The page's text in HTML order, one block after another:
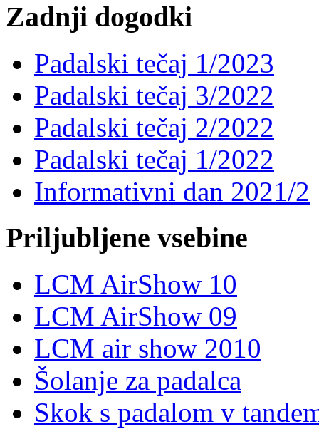
Zadnji dogodki
Padalski tečaj 1/2023
Padalski tečaj 3/2022
Padalski tečaj 2/2022
Padalski tečaj 1/2022
Informativni dan 2021/2
Priljubljene vsebine
LCM AirShow 10
LCM AirShow 09
LCM air show 2010
Šolanje za padalca
Skok s padalom v